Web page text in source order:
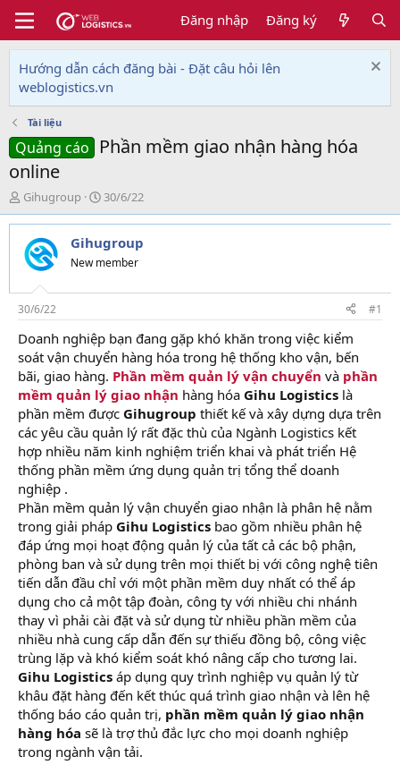
Đăng nhập Đăng ký
Hướng dẫn cách đăng bài - Đặt câu hỏi lên
weblogistics.vn
Tài liệu
Quảng cáo
Phần mềm giao nhận hàng hóa
online
T
h
r
e
a
s
t
a
r
t
e
r
Gihugroup
N
g
à
y
g
i
30/6/22
Gihugroup
New member
30/6/22 #1
Doanh nghiệp bạn đang gặp khó khăn trong việc kiểm
soát vận chuyển hàng hóa trong hệ thống kho vận, bến
bãi, giao hàng. Phần mềm quản lý vận chuyển và phần
mềm quản lý giao nhận hàng hóa Gihu Logistics là
phần mềm được Gihugroup thiết kế và xây dựng dựa trên
các yêu cầu quản lý rất đặc thù của Ngành Logistics kết
hợp nhiều năm kinh nghiệm triển khai và phát triển Hệ
thống phần mềm ứng dụng quản trị tổng thể doanh
nghiệp .
Phần mềm quản lý vận chuyển giao nhận là phân hệ nằm
trong giải pháp Gihu Logistics bao gồm nhiều phân hệ
đáp ứng mọi hoạt động quản lý của tất cả các bộ phận,
phòng ban và sử dụng trên mọi thiết bị với công nghệ tiên
tiến dẫn đầu chỉ với một phần mềm duy nhất có thể áp
dụng cho cả một tập đoàn, công ty với nhiều chi nhánh
thay vì phải cài đặt và sử dụng từ nhiều phần mềm của
nhiều nhà cung cấp dẫn đến sự thiếu đồng bộ, công việc
trùng lặp và khó kiểm soát khó nâng cấp cho tương lai.
Gihu Logistics áp dụng quy trình nghiệp vụ quản lý từ
khâu đặt hàng đến kết thúc quá trình giao nhận và lên hệ
thống báo cáo quản trị, phần mềm quản lý giao nhận
hàng hóa sẽ là trợ thủ đắc lực cho mọi doanh nghiệp
trong ngành vận tải.